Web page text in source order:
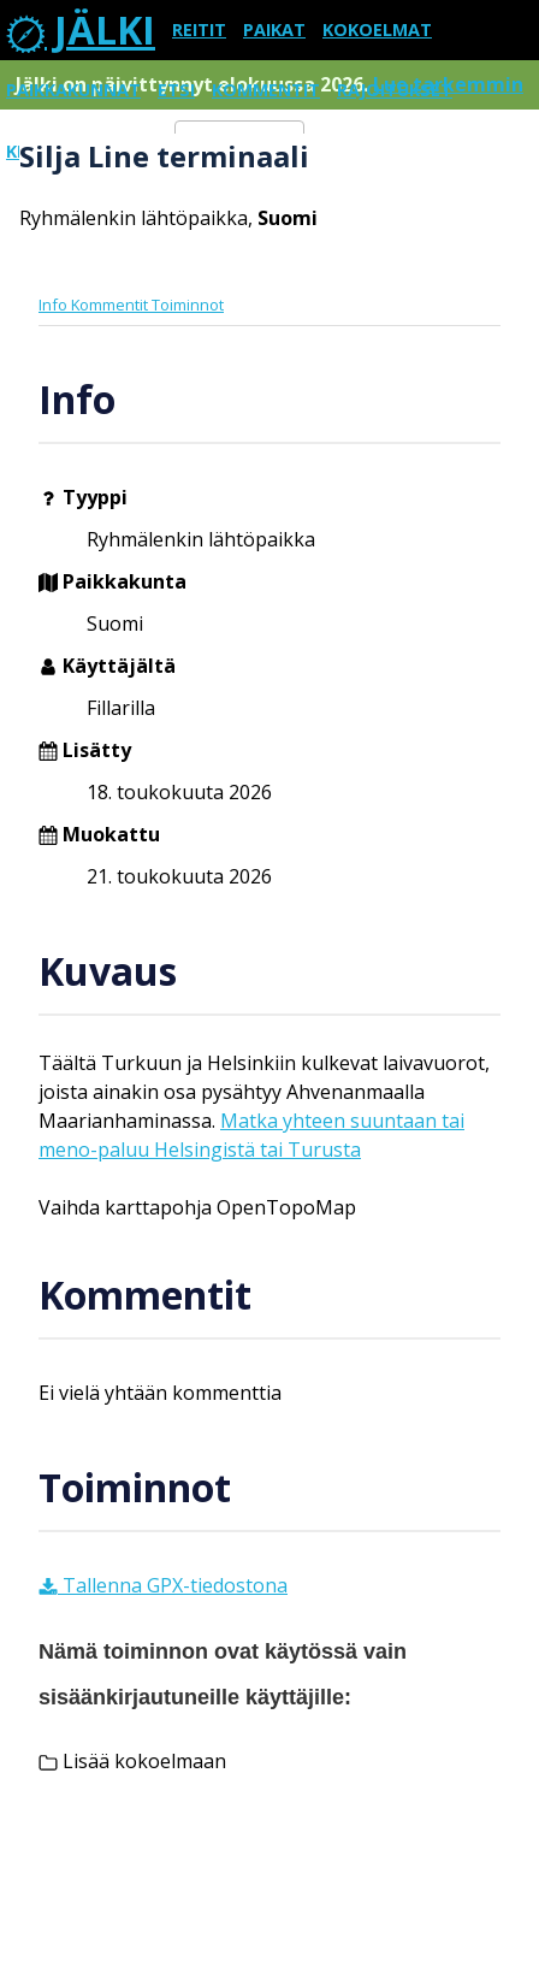
JÄLKI REITIT PAIKAT KOKOELMAT
PAIKKAKUNNAT ETSI KOMMENTIT RAJOITUKSET
KIRJAUDU SISÄÄN Menu
Jälki on päivittynnyt elokuussa 2026.Lue tarkemmin
Silja Line terminaali
Ryhmälenkin lähtöpaikka, Suomi
Info KommentitToiminnot
Info
Tyyppi
Ryhmälenkin lähtöpaikka
Paikkakunta
Suomi
Käyttäjältä
Fillarilla
Lisätty
18. toukokuuta 2026
Muokattu
21. toukokuuta 2026
Kuvaus
Täältä Turkuun ja Helsinkiin kulkevat laivavuorot,
joista ainakin osa pysähtyy Ahvenanmaalla
Maarianhaminassa. Matka yhteen suuntaan tai
meno-paluu Helsingistä tai Turusta
Vaihda karttapohja OpenTopoMap
Kommentit
Ei vielä yhtään kommenttia
Toiminnot
Tallenna GPX-tiedostona
Nämä toiminnon ovat käytössä vain
sisäänkirjautuneille käyttäjille:
Lisää kokoelmaan